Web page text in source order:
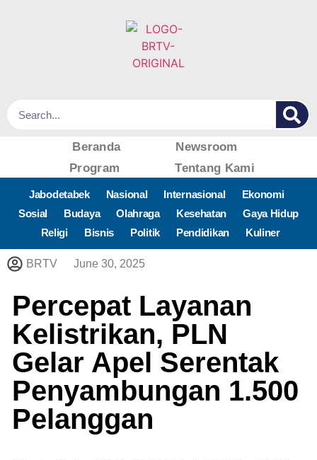
Beranda
Newsroom
Program
Tentang Kami
Jabodetabek Nasional Internasional
Ekonomi
Sosial
Budaya Olahraga Kesehatan
Gaya Hidup
Religi
Bisnis Politik Pendidikan Kuliner
BRTV June 30, 2025
Percepat Layanan
Kelistrikan, PLN
Gelar Apel Serentak
Penyambungan 1.500
Pelanggan